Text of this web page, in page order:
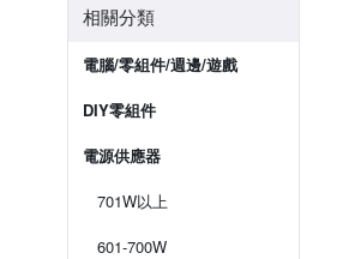
相關分類
電腦/零組件/週邊/遊戲
DIY零組件
電源供應器
701W以上
601-700W